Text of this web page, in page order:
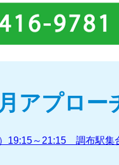
アプロー
19:15～21:15 調布駅集